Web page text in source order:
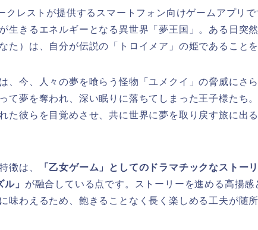
クレストが提供するスマートフォン向けゲームアプリ
生きるエネルギーとなる異世界「夢王国」。ある日突
た）は、自分が伝説の「トロイメア」の姫であることを
、今、人々の夢を喰らう怪物「ユメクイ」の脅威にさ
て夢を奪われ、深い眠りに落ちてしまった王子様たち
た彼らを目覚めさせ、共に世界に夢を取り戻す旅に出
徴は、 「乙女ゲーム」としてのドラマチックなストー
」 が融合している点です。ストーリーを進める高揚感
味わえるため、飽きることなく長く楽しめる工夫が随